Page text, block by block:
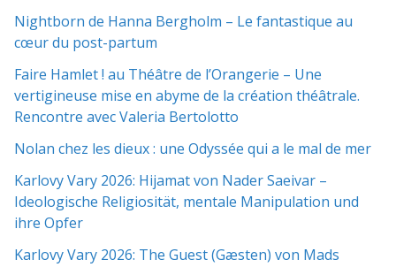
Nightborn de Hanna Bergholm – Le fantastique au
cœur du post-partum
Faire Hamlet ! au Théâtre de l’Orangerie – Une
vertigineuse mise en abyme de la création théâtrale.
Rencontre avec Valeria Bertolotto
Nolan chez les dieux : une Odyssée qui a le mal de mer
Karlovy Vary 2026: Hijamat von Nader Saeivar​​ –
Ideologische Religiosität, mentale Manipulation und
ihre Opfer
Karlovy Vary 2026: The Guest (Gæsten) von Mads